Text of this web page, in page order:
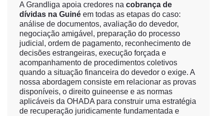
A Grandliga apoia credores na cobrança de
dívidas na Guiné em todas as etapas do caso:
análise de documentos, avaliação do devedor,
negociação amigável, preparação do processo
judicial, ordem de pagamento, reconhecimento de
decisões estrangeiras, execução forçada e
acompanhamento de procedimentos coletivos
quando a situação financeira do devedor o exige. A
nossa abordagem consiste em relacionar as provas
disponíveis, o direito guineense e as normas
aplicáveis da OHADA para construir uma estratégia
de recuperação juridicamente fundamentada e